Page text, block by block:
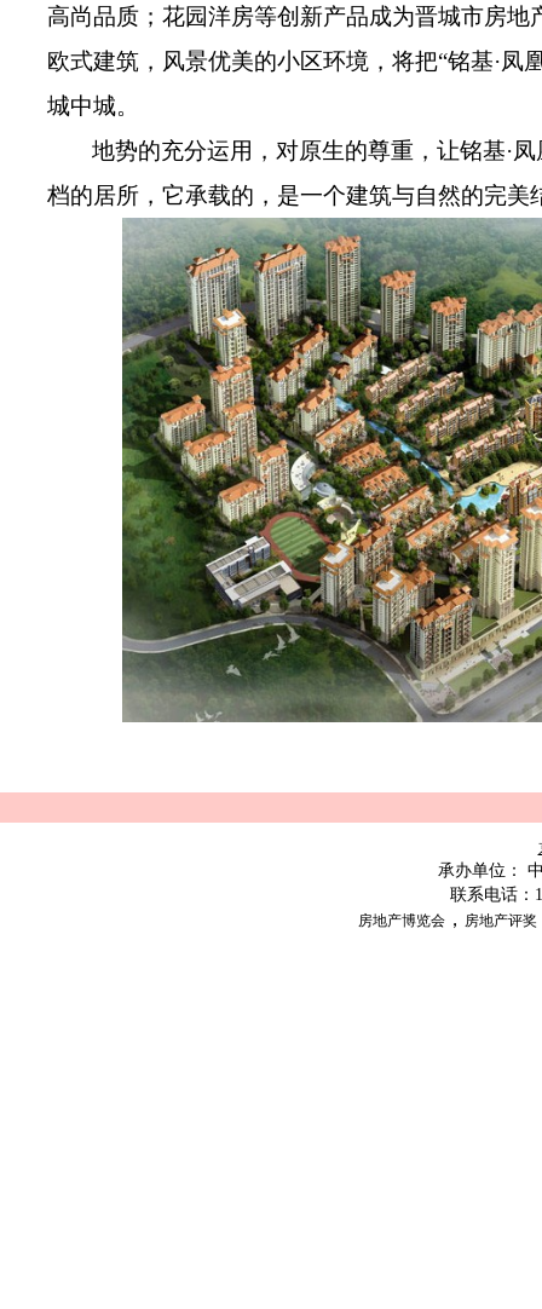
高尚品质；花园洋房等创新产品成为晋城市房
欧式建筑，风景优美的小区环境，将把“铭基·凤
城中城。
地势的充分运用，对原生的尊重，让铭基·
档的居所，它承载的，是一个建筑与自然的完美
承办单位：
联系电话：
房地产博览会 ， 房地产评奖